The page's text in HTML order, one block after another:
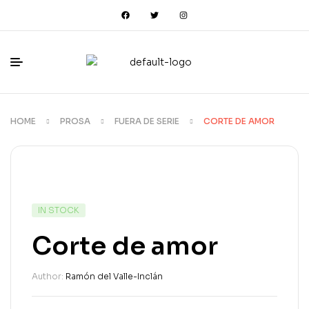
HOME PROSA FUERA DE SERIE CORTE DE AMOR
IN STOCK
Corte de amor
Author: Ramón del Valle-Inclán